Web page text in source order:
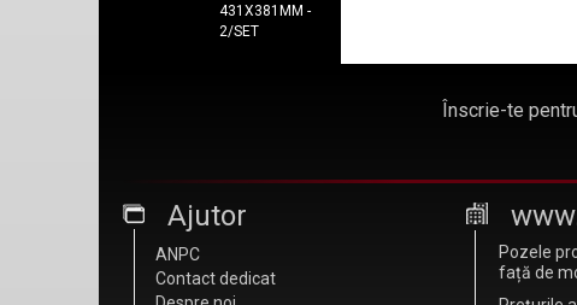
431X381MM -
2/SET
Înscrie-te
Ajutor
ANPC
Contact dedicat
Pozele
față de